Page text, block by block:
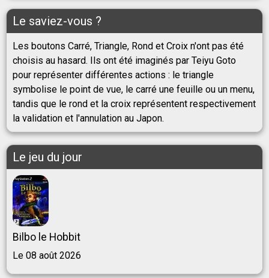
Le saviez-vous ?
Les boutons Carré, Triangle, Rond et Croix n'ont pas été
choisis au hasard. Ils ont été imaginés par Teiyu Goto
pour représenter différentes actions : le triangle
symbolise le point de vue, le carré une feuille ou un menu,
tandis que le rond et la croix représentent respectivement
la validation et l'annulation au Japon.
Le jeu du jour
Bilbo le Hobbit
Le 08 août 2026